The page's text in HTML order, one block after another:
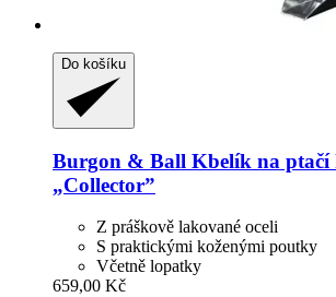
Do košíku
Burgon & Ball Kbelík na
„Collector”
Z práškově lakované oceli
S praktickými koženými poutky
Včetně lopatky
659,00 Kč